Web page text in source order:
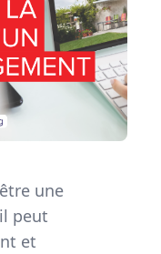
une
peut
et